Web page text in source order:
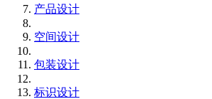
产品设计
空间设计
包装设计
标识设计